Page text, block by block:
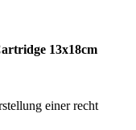
13x18cm
einer recht